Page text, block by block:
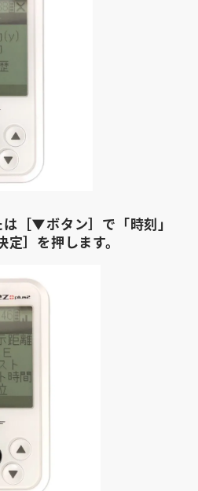
［▼ボタン］で「時刻」
］を押します。